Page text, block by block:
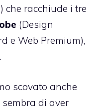
) che racchiude i tre
(Design
e Web Premium),
scovato anche
sembra di aver